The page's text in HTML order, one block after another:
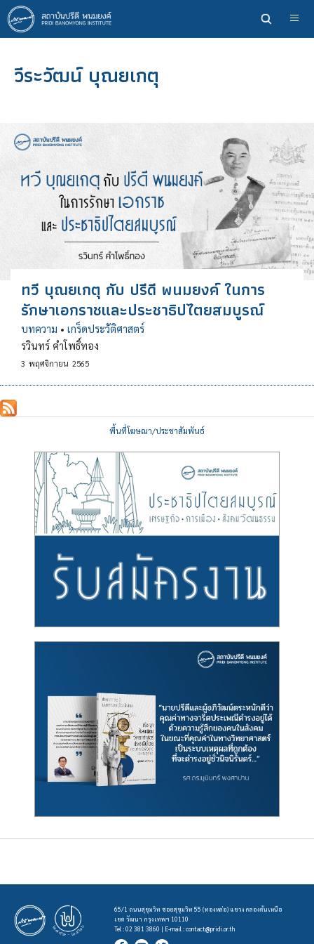
ข้าม
ไป
ยัง
หลักวีระวัฒน์ บุณยเกตุ
ทวี บุณยเกตุ กับ ปรีดี พนมยงค์​ ในการ
รักษาเอกราชและประชาธิปไตยสมบูรณ์
บทความ • เกร็ดประวัติศาสตร์
รวินทร์ คำโพธิ์ทอง
3 พฤศจิกายน 2565
พื้นที่โฆษณา/ประชาสัมพันธ์
65/1 ถนนสุขุมวิท ซอยสุขุมวิท 55 (ทองหล่อ) แขวง คลองตันเหนือ
เขต วัฒนา กรุงเทพฯ 10110
Tel : 02 381 3860 | E-mail :contact@pridi.or.th